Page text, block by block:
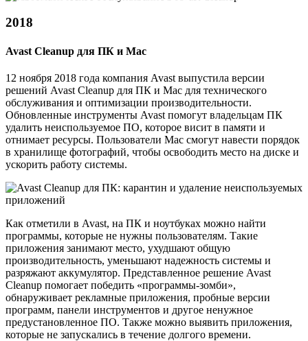
2018
Avast Cleanup для ПК и Mac
12 ноября 2018 года компания Avast выпустила версии
решений Avast Cleanup для ПК и Mac для технического
обслуживания и оптимизации производительности.
Обновленные инструменты Avast помогут владельцам ПК
удалить неиспользуемое ПО, которое висит в памяти и
отнимает ресурсы. Пользователи Mac смогут навести порядок
в хранилище фотографий, чтобы освободить место на диске и
ускорить работу системы.
Как отметили в Avast, на ПК и ноутбуках можно найти
программы, которые не нужны пользователям. Такие
приложения занимают место, ухудшают общую
производительность, уменьшают надежность системы и
разряжают аккумулятор. Представленное решение Avast
Cleanup помогает победить «программы-зомби»,
обнаруживает рекламные приложения, пробные версии
программ, панели инструментов и другое ненужное
предустановленное ПО. Также можно выявить приложения,
которые не запускались в течение долгого времени.